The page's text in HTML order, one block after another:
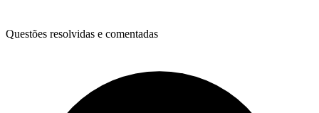
Questões resolvidas e comentadas